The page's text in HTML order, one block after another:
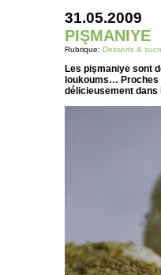
31.05.2009
PIŞMANIYE
Rubrique: Desserts &
Les pişmaniye sont
loukoums… Proches
délicieusement dans